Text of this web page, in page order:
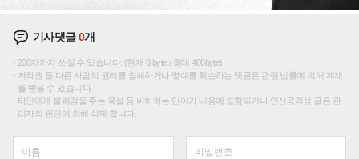
기사댓글0개
200자까지 쓰실 수 있습니다. (현재 0 byte / 최대 400byte)
저작권 등 다른 사람의 권리를 침해하거나 명예를 훼손하는 댓글은 관련 법률에 의해 제재
를 받을 수 있습니다.
타인에게 불쾌감을 주는 욕설 등 비하하는 단어가 내용에 포함되거나 인신공격성 글은 관
리자의 판단에 의해 삭제 합니다.